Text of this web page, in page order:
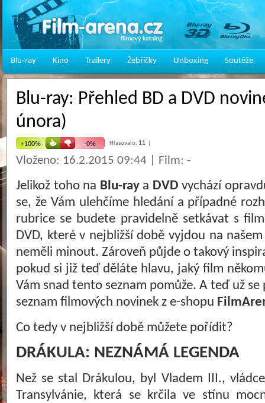
Blu-ray Kino Trailery Žebříčky Unboxing Soutěže
Blu-ray: Přehled BD a DVD
února)
Hlasovalo: 11
Vloženo: 16.2.2015 09:44 | Film: -
Jelikož toho na Blu-raya DVD vychází
se, že Vám ulehčíme hledání a případné
rubrice se budete pravidelně setkávat s
DVD, které v nejbližší době vyjdou na
neměli minout. Zároveň půjde o takový
pokud si již teď děláte hlavu, jaký film
Vám snad tento seznam pomůže. A teď už
seznam filmových novinek z e-shopu
Co tedy v nejbližší době můžete pořídit?
DRÁKULA: NEZNÁMÁ LEGENDA
Než se stal Drákulou, byl Vladem III.,
Transylvánie, která se krčila ve stínu